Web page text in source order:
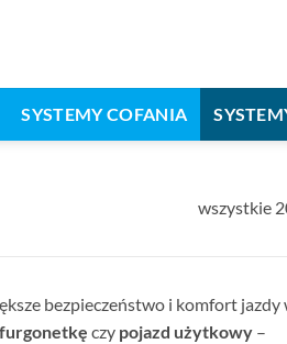
SYSTEMY COFANIA
wszystkie
bezpieczeństwo i komfort
furgonetkę czy pojazd użytkowy –